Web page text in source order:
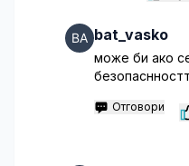
bat_vasko
може би ако
Отговори